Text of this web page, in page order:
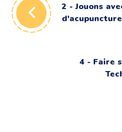
2 - Jouons
d'acupuncture
4 - Faire